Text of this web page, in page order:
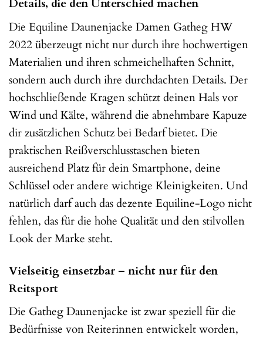
Details, die den Unterschied machen
Die Equiline Daunenjacke Damen Gatheg HW
2022 überzeugt nicht nur durch ihre hochwertigen
Materialien und ihren schmeichelhaften Schnitt,
sondern auch durch ihre durchdachten Details. Der
hochschließende Kragen schützt deinen Hals vor
Wind und Kälte, während die abnehmbare Kapuze
dir zusätzlichen Schutz bei Bedarf bietet. Die
praktischen Reißverschlusstaschen bieten
ausreichend Platz für dein Smartphone, deine
Schlüssel oder andere wichtige Kleinigkeiten. Und
natürlich darf auch das dezente Equiline-Logo nicht
fehlen, das für die hohe Qualität und den stilvollen
Look der Marke steht.
Vielseitig einsetzbar – nicht nur für den
Reitsport
Die Gatheg Daunenjacke ist zwar speziell für die
Bedürfnisse von Reiterinnen entwickelt worden,